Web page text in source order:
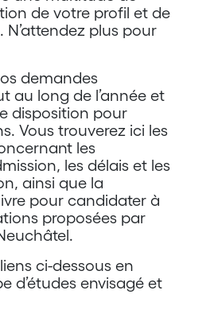
de votre profil et de
N’attendez plus pour
demandes
au long de l’année et
disposition pour
Vous trouverez ici les
les
les délais et les
ainsi que la
pour candidater à
proposées par
ci-dessous en
d’études envisagé et